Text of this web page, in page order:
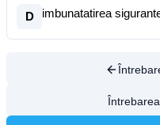
D imbunatatirea